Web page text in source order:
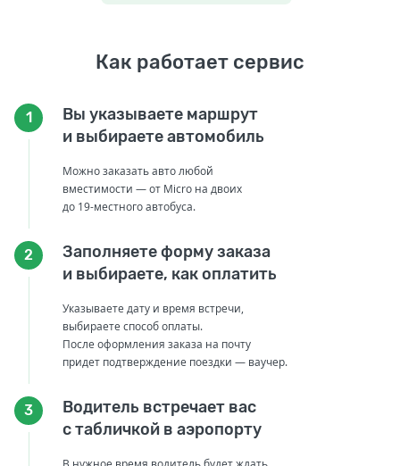
Как работает сервис
1
Вы указываете маршрут
и выбираете автомобиль
Можно заказать авто любой
вместимости — от Micro на двоих
до 19-местного автобуса.
2
Заполняете форму заказа
и выбираете, как оплатить
Указываете дату и время встречи,
выбираете способ оплаты.
После оформления заказа на почту
придет подтверждение поездки — ваучер.
3
Водитель встречает вас
с табличкой в аэропорту